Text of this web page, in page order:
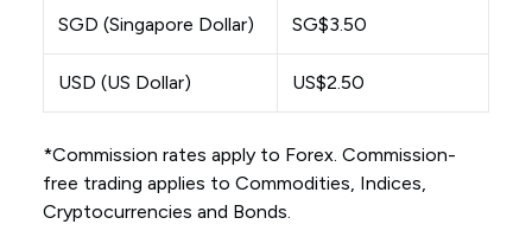
SGD (Singapore Dollar) SG$3.50
USD (US Dollar) US$2.50
*Commission rates apply to Forex. Commission-
free trading applies to Commodities, Indices,
Cryptocurrencies and Bonds.